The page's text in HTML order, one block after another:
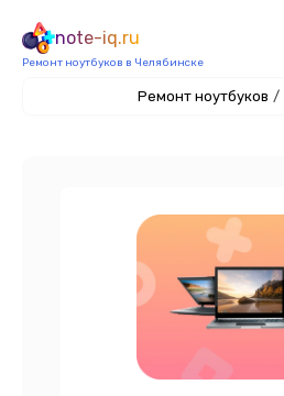
note-iq.ru
Ремонт ноутбуков в Челябинске
Ремонт ноутбуков /